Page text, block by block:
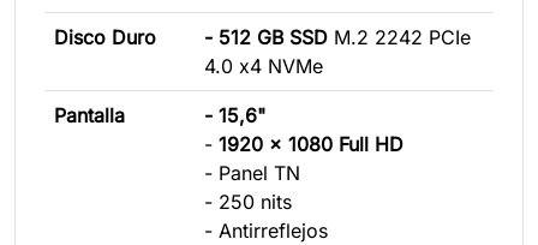
Disco Duro - 512 GB SSD M.2 2242 PCIe
4.0 x4 NVMe
Pantalla
- 15,6"
- 1920 x 1080 Full HD
- Panel TN
- 250 nits
- Antirreflejos